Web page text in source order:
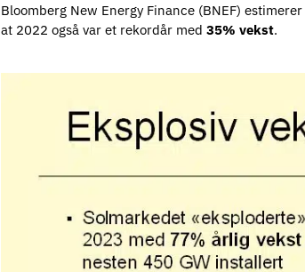
Bloomberg New Energy Finance (BNEF)
at 2022 også var et rekordår med 35% vekst.